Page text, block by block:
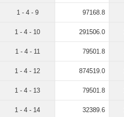
1 - 4 - 9 97168.8
1 - 4 - 10 291506.0
1 - 4 - 11 79501.8
1 - 4 - 12 874519.0
1 - 4 - 13 79501.8
1 - 4 - 14 32389.6